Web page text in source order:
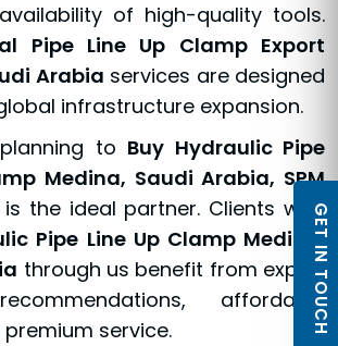
of high-quality tools.
Pipe Line Up Clamp Export
Arabia services are designed
infrastructure expansion.
to Buy Hydraulic Pipe
Medina, Saudi Arabia, SPM
is the ideal partner. Clients who
Pipe Line Up Clamp Medina,
through us benefit from expert
affordable
service.
GET IN TOUCH